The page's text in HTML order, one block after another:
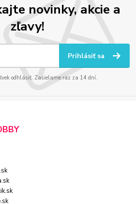
novinky, akcie a
zľavy!
Prihlásiť sa
odhlásiť. Zasielame raz za 14 dní.